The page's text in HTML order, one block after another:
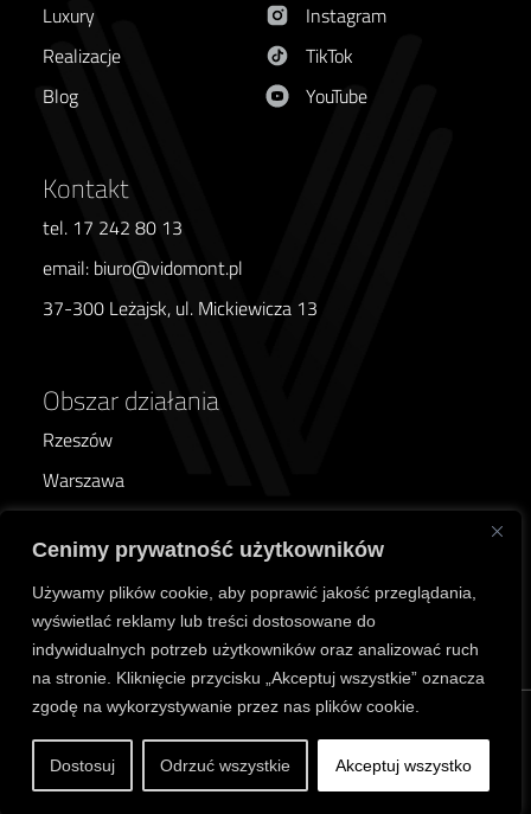
Cenimy prywatność użytkowników
Używamy plików cookie, aby poprawić jakość przeglądania,
wyświetlać reklamy lub treści dostosowane do
indywidualnych potrzeb użytkowników oraz analizować ruch
na stronie. Kliknięcie przycisku „Akceptuj wszystkie” oznacza
zgodę na wykorzystywanie przez nas plików cookie.
Dostosuj Odrzuć wszystkie Akceptuj wszystko
↑
Luxury
Realizacje
Blog
Instagram
TikTok
YouTube
Kontakt
tel. 17 242 80 13
email: biuro@vidomont.pl
37-300 Leżajsk, ul. Mickiewicza 13
Obszar działania
Rzeszów
Warszawa
Poznań
Wrocław
Kraków
Lublin
Copyrights © Vidomont.
Wszelkie prawa
zastrzeżone.
Polityka Prywatności i
Cookies